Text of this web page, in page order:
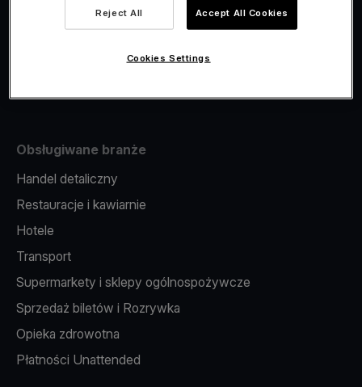
Fiskalizacja
Obsługiwane branże
Handel detaliczny
Restauracje i kawiarnie
Hotele
Transport
Supermarkety i sklepy ogólnospożywcze
Sprzedaż biletów i Rozrywka
Opieka zdrowotna
Płatności Unattended
Reject All Accept All Cookies
Cookies Settings